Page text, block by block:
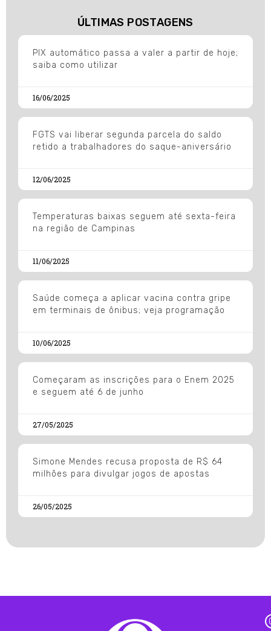
ÚLTIMAS POSTAGENS
PIX automático passa a valer a partir de hoje;
saiba como utilizar
16/06/2025
FGTS vai liberar segunda parcela do saldo
retido a trabalhadores do saque-aniversário
12/06/2025
Temperaturas baixas seguem até sexta-feira
na região de Campinas
11/06/2025
Saúde começa a aplicar vacina contra gripe
em terminais de ônibus; veja programação
10/06/2025
Começaram as inscrições para o Enem 2025
e seguem até 6 de junho
27/05/2025
Simone Mendes recusa proposta de R$ 64
milhões para divulgar jogos de apostas
26/05/2025